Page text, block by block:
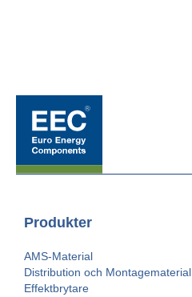
Produkter
AMS-Material
Distribution och Montagematerial
Effektbrytare